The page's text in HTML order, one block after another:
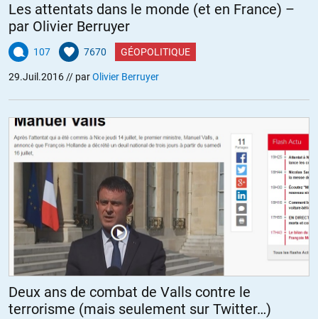
Les attentats dans le monde (et en France) –
par Olivier Berruyer
107 7670 GÉOPOLITIQUE
29.Juil.2016// parOlivier Berruyer
Deux ans de combat de Valls contre le
terrorisme (mais seulement sur Twitter…)